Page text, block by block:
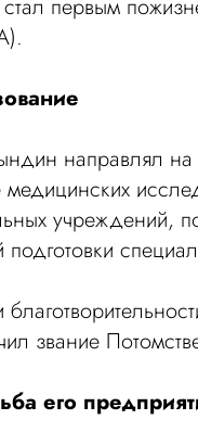
первым
направлял
учреждений,
звание
его